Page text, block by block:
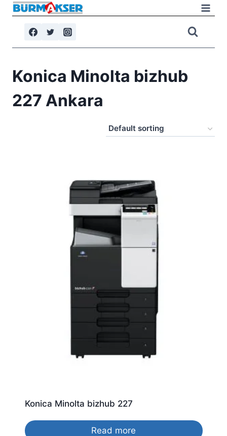
Skip
content
Konica Minolta bizhub
227 Ankara
Konica Minolta bizhub 227
Read more